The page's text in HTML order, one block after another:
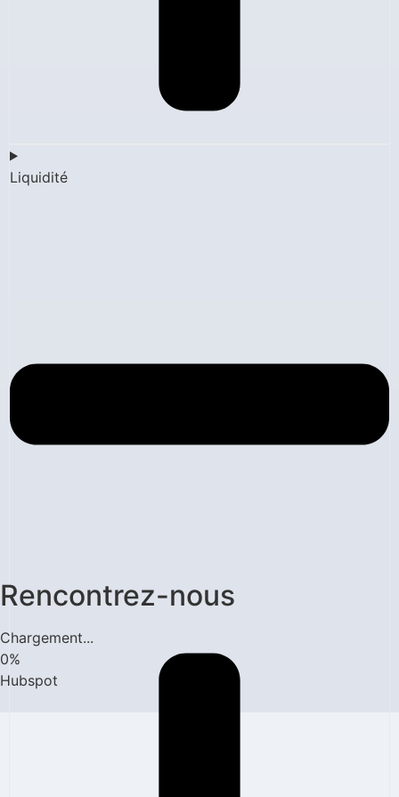
Liquidité
Rencontrez-nous
Chargement...
0%
Hubspot